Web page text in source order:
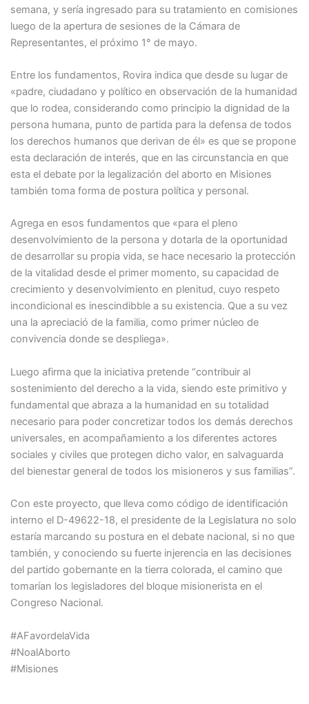
semana, y sería ingresado para su tratamiento en comisiones
luego de la apertura de sesiones de la Cámara de
Representantes, el próximo 1° de mayo.
Entre los fundamentos, Rovira indica que desde su lugar de
«padre, ciudadano y político en observación de la humanidad
que lo rodea, considerando como principio la dignidad de la
persona humana, punto de partida para la defensa de todos
los derechos humanos que derivan de él» es que se propone
esta declaración de interés, que en las circunstancia en que
esta el debate por la legalización del aborto en Misiones
también toma forma de postura política y personal.
Agrega en esos fundamentos que «para el pleno
desenvolvimiento de la persona y dotarla de la oportunidad
de desarrollar su propia vida, se hace necesario la protección
de la vitalidad desde el primer momento, su capacidad de
crecimiento y desenvolvimiento en plenitud, cuyo respeto
incondicional es inescindibble a su existencia. Que a su vez
una la apreciació de la familia, como primer núcleo de
convivencia donde se despliega».
Luego afirma que la iniciativa pretende “contribuir al
sostenimiento del derecho a la vida, siendo este primitivo y
fundamental que abraza a la humanidad en su totalidad
necesario para poder concretizar todos los demás derechos
universales, en acompañamiento a los diferentes actores
sociales y civiles que protegen dicho valor, en salvaguarda
del bienestar general de todos los misioneros y sus familias”.
Con este proyecto, que lleva como código de identificación
interno el D-49622-18, el presidente de la Legislatura no solo
estaría marcando su postura en el debate nacional, si no que
también, y conociendo su fuerte injerencia en las decisiones
del partido gobernante en la tierra colorada, el camino que
tomarían los legisladores del bloque misionerista en el
Congreso Nacional.
#AFavordelaVida
#NoalAborto
#Misiones